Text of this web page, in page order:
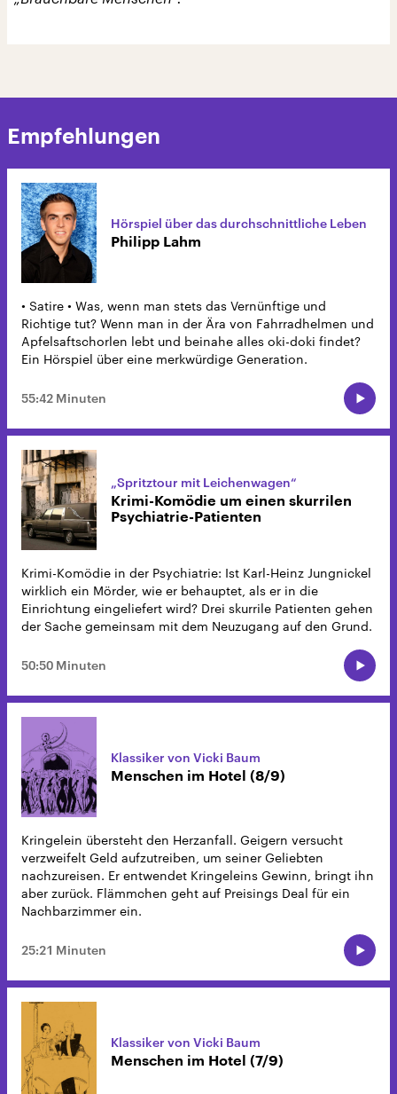
Empfehlungen
Hörspiel über das durchschnittliche Leben
Philipp Lahm
• Satire • Was, wenn man stets das Vernünftige und
Richtige tut? Wenn man in der Ära von Fahrradhelmen und
Apfelsaftschorlen lebt und beinahe alles oki-doki findet?
Ein Hörspiel über eine merkwürdige Generation.
55:42 Minuten
„Spritztour mit Leichenwagen“
Krimi-Komödie um einen skurrilen
Psychiatrie-Patienten
Krimi-Komödie in der Psychiatrie: Ist Karl-Heinz Jungnickel
wirklich ein Mörder, wie er behauptet, als er in die
Einrichtung eingeliefert wird? Drei skurrile Patienten gehen
der Sache gemeinsam mit dem Neuzugang auf den Grund.
50:50 Minuten
Klassiker von Vicki Baum
Menschen im Hotel (8/9)
Kringelein übersteht den Herzanfall. Geigern versucht
verzweifelt Geld aufzutreiben, um seiner Geliebten
nachzureisen. Er entwendet Kringeleins Gewinn, bringt ihn
aber zurück. Flämmchen geht auf Preisings Deal für ein
Nachbarzimmer ein.
25:21 Minuten
Klassiker von Vicki Baum
Menschen im Hotel (7/9)